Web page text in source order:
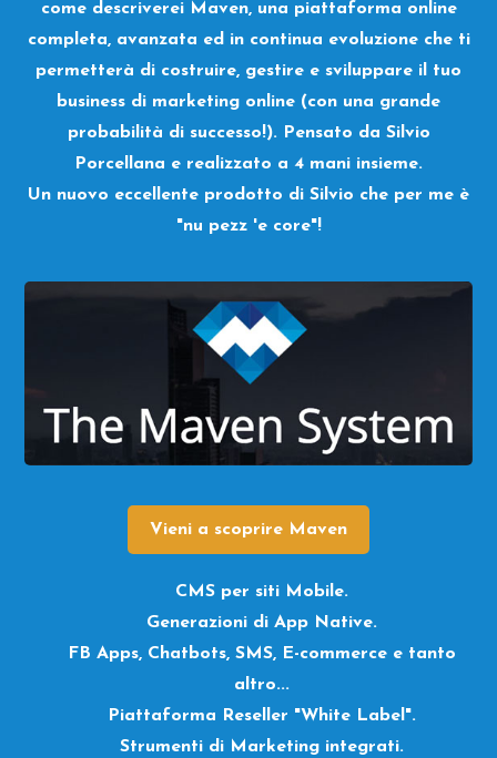
come descriverei Maven, una piattaforma online
completa, avanzata ed in continua evoluzione che ti
permetterà di costruire, gestire e sviluppare il tuo
business di marketing online (con una grande
probabilità di successo!). Pensato da Silvio
Porcellana e realizzato a 4 mani insieme.
Un nuovo eccellente prodotto di Silvio che per me è
"nu pezz 'e core"!
Vieni a scoprire Maven
CMS per siti Mobile.
Generazioni di App Native.
FB Apps, Chatbots, SMS, E-commerce e tanto
altro...
Piattaforma Reseller "White Label".
Strumenti di Marketing integrati.